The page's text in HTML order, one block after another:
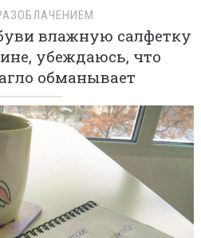
влажную салфетку
убеждаюсь, что
обманывает